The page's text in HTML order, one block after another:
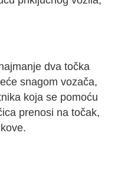
dva točka
snagom vozača,
koja se pomoću
prenosi na točak,